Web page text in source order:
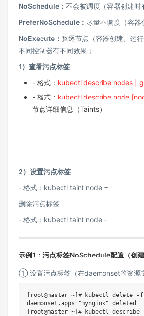
NoSchedule： 不会被调度（容器创建时
PreferNoSchedule： 尽量不调度（容器
NoExecute： 驱逐节点（容器创建、运
不同控制器有不同效果；
1）查看污点标签
- 格式： kubectl describe nodes |
- 格式： kubectl describe node
节点详细信息（Taints）
2）设置污点标签
- 格式：kubectl taint node =
删除污点标签
- 格式：kubectl taint node -
示例1：污点标签NoSchedule配置（创建
① 设置污点标签（在daemonset的资源
[root@master ~]# kubectl delete -f
daemonset.apps "mynginx" deleted
[root@master ~]# kubectl